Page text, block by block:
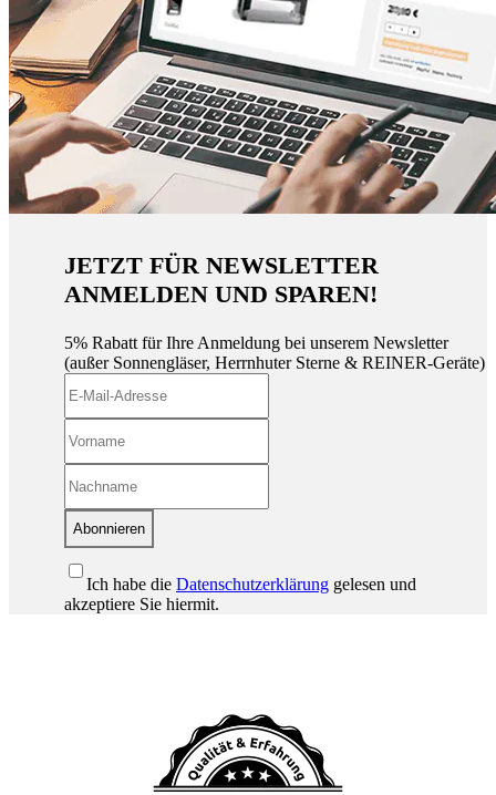
JETZT FÜR NEWSLETTER
ANMELDEN UND SPAREN!
5% Rabatt für Ihre Anmeldung bei unserem Newsletter
(außer Sonnengläser, Herrnhuter Sterne & REINER-Geräte)
Abonnieren
Ich habe die Datenschutzerklärung gelesen und
akzeptiere Sie hiermit.